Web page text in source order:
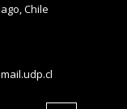
Chile